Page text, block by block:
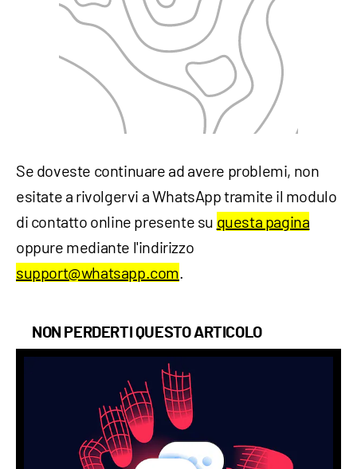
Se doveste continuare ad avere problemi, non
esitate a rivolgervi a WhatsApp tramite il modulo
di contatto online presente su questa pagina
oppure mediante l'indirizzo
support@whatsapp.com.
NON PERDERTI QUESTO ARTICOLO